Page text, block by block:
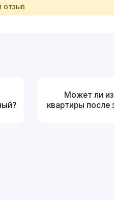
отзыв
Может ли
квартиры после